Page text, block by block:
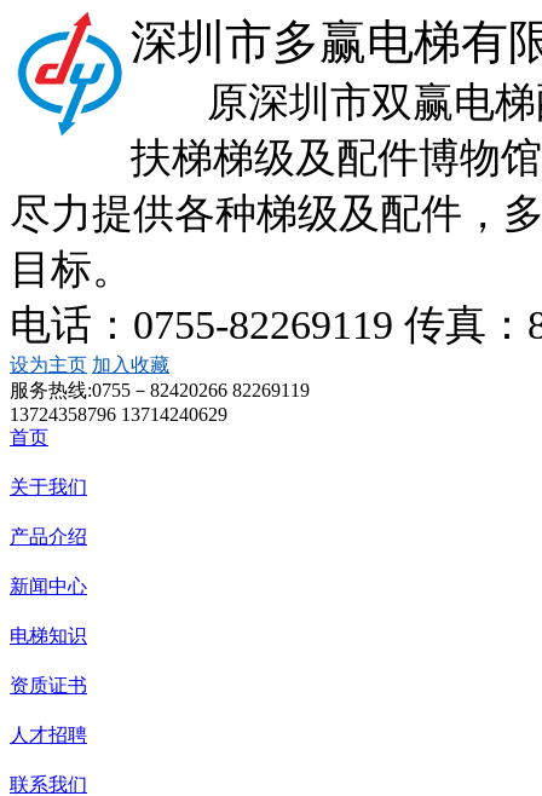
深圳市多赢电梯有
原深圳市双赢电梯
扶梯梯级及配件博物
尽力提供各种梯级及配件，
目标。
电话：0755-82269119 传真
设为主页 加入收藏
服务热线:0755－82420266 82269119
13724358796 13714240629
首页
关于我们
产品介绍
新闻中心
电梯知识
资质证书
人才招聘
联系我们